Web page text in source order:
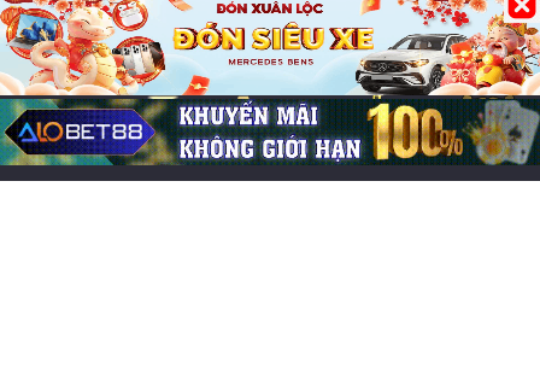
26/07/2026 0 53
Bài viết mới